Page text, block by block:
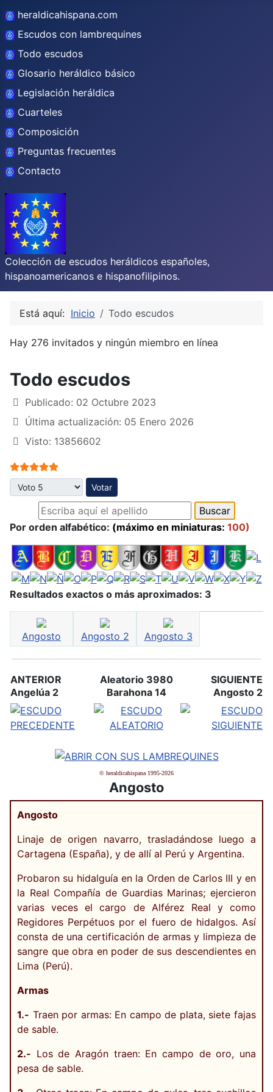
heraldicahispana.com
Escudos con lambrequines
Todo escudos
Glosario heráldico básico
Legislación heráldica
Cuarteles
Composición
Preguntas frecuentes
Contacto
Colección de escudos heráldicos españoles,
hispanoamericanos e hispanofilipinos.
Está aquí: Inicio Todo escudos
Hay 276 invitados y ningún miembro en línea
Todo escudos
Publicado: 02 Octubre 2023
Última actualización: 05 Enero 2026
Visto: 13856602
Ratio:5/5
Por favor, vote
Por orden alfabético: (máximo en miniaturas: 100)
Resultados exactos o más aproximados: 3
Angosto Angosto 2 Angosto 3
ANTERIOR
Angelúa 2
Aleatorio 3980
Barahona 14
SIGUIENTE
Angosto 2
© heraldicahispana 1995-2026
Angosto
Angosto
Linaje de origen navarro, trasladándose luego a
Cartagena (España), y de allí al Perú y Argentina.
Probaron su hidalguía en la Orden de Carlos III y en
la Real Compañía de Guardias Marinas; ejercieron
varias veces el cargo de Alférez Real y como
Regidores Perpétuos por el fuero de hidalgos. Así
consta de una certificación de armas y limpieza de
sangre que obra en poder de sus descendientes en
Lima (Perú).
Armas
1.- Traen por armas: En campo de plata, siete fajas
de sable.
2.- Los de Aragón traen: En campo de oro, una
pesa de sable.